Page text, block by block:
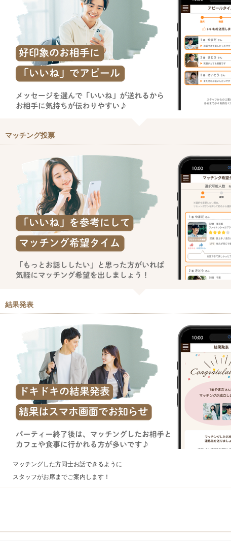
マッチング投票
結果発表
マッチングした方同士お話できるように
スタッフがお席までご案内します！